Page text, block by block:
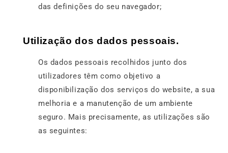
das definições do seu navegador;
Utilização dos dados pessoais.
Os dados pessoais recolhidos junto dos
utilizadores têm como objetivo a
disponibilização dos serviços do website, a sua
melhoria e a manutenção de um ambiente
seguro. Mais precisamente, as utilizações são
as seguintes: